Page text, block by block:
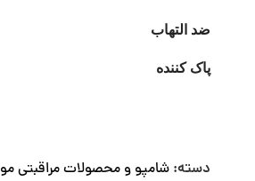
ضد التهاب
پاک کننده
دسته: شامپو و محصولات مراقبتی مو